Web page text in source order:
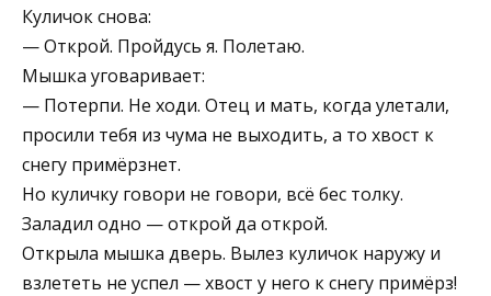
Куличок снова:
— Открой. Пройдусь я. Полетаю.
Мышка уговаривает:
— Потерпи. Не ходи. Отец и мать, когда улетали,
просили тебя из чума не выходить, а то хвост к
снегу примёрзнет.
Но куличку говори не говори, всё бес толку.
Заладил одно — открой да открой.
Открыла мышка дверь. Вылез куличок наружу и
взле­теть не успел — хвост у него к снегу примёрз!